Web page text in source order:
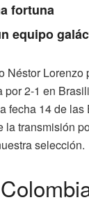
fortuna
equipo
Néstor
2-1 en
fecha 14 de las
la transmisión
selección.